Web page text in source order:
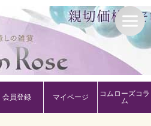
会員登録 マイページ
コムローズコラ
ム